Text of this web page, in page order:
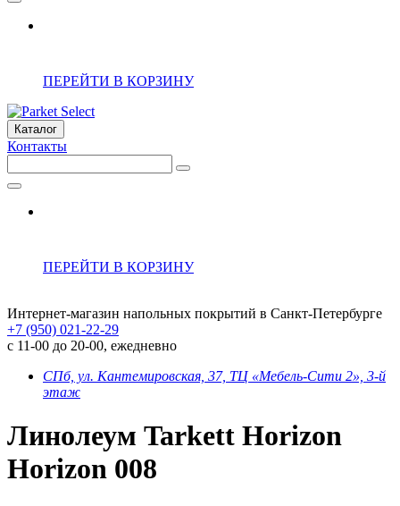
ПЕРЕЙТИ В КОРЗИНУ
Каталог
Контакты
ПЕРЕЙТИ В КОРЗИНУ
Интернет-магазин напольных покрытий в Санкт-Петербурге
+7 (950) 021-22-29
с 11-00 до 20-00, ежедневно
СПб, ул. Кантемировская, 37, ТЦ «Мебель-Сити 2», 3-й
этаж
Линолеум Tarkett Horizon
Horizon 008